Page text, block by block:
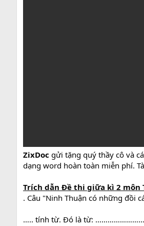
ZixDoc gửi tặng quý thầy cô và
dạng word hoàn toàn miễn phí.
Trích dẫn Đề thi giữa kì 2 môn
. Câu "Ninh Thuận có những đồi
….. tính từ. Đó là từ: